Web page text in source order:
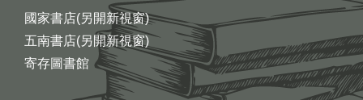
國家書店(另開新視窗)
五南書店(另開新視窗)
寄存圖書館